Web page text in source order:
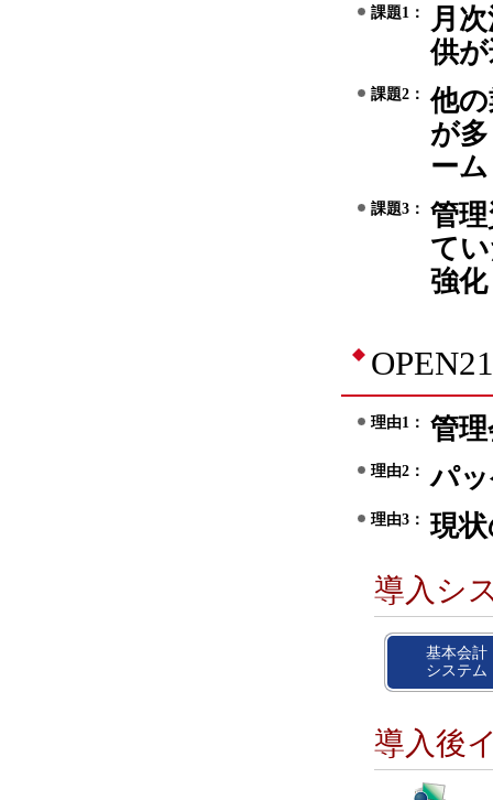
課題1：
月
供
課題2：
他
が
ー
課題3：
管
て
強
理由1： 管
理由2： パ
理由3： 現
導入シ
基本会計
システム
導入後